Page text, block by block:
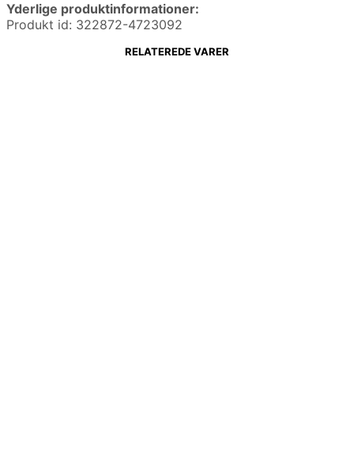
Yderlige produktinformationer:
Produkt id: 322872-4723092
RELATEREDE VARER